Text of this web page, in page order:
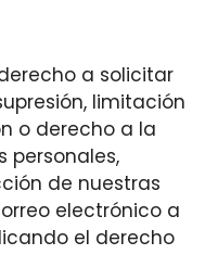
a solicitar
limitación
o derecho a la
personales,
de nuestras
electrónico a
el derecho